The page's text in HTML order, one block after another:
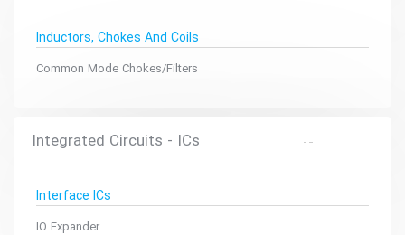
Inductors, Chokes And Coils
Common Mode Chokes/Filters
Integrated Circuits - ICs
Interface ICs
IO Expander